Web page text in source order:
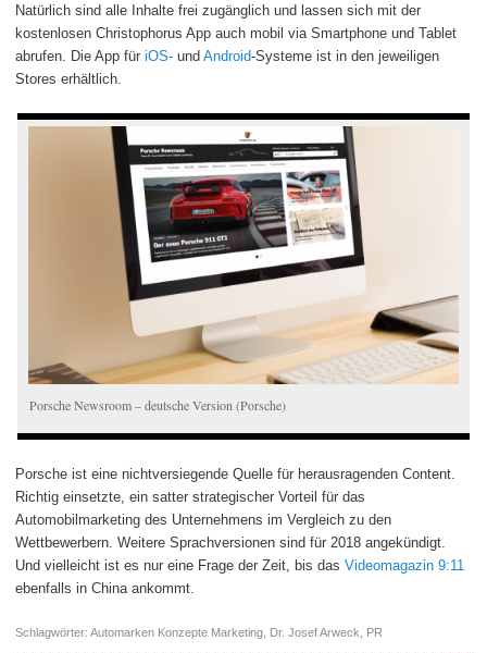
Natürlich sind alle Inhalte frei zugänglich und lassen sich mit der
kostenlosen Christophorus App auch mobil via Smartphone und Tablet
abrufen. Die App für iOS- und Android-Systeme ist in den jeweiligen
Stores erhältlich.
Porsche Newsroom – deutsche Version (Porsche)
Porsche ist eine nichtversiegende Quelle für herausragenden Content.
Richtig einsetzte, ein satter strategischer Vorteil für das
Automobilmarketing des Unternehmens im Vergleich zu den
Wettbewerbern. Weitere Sprachversionen sind für 2018 angekündigt.
Und vielleicht ist es nur eine Frage der Zeit, bis das Videomagazin 9:11
ebenfalls in China ankommt.
Schlagwörter: Automarken Konzepte Marketing Dr. Josef Arweck PR